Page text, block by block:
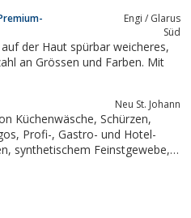
Engi / Glarus
Süd
Neu St. Johann
Schürzen,